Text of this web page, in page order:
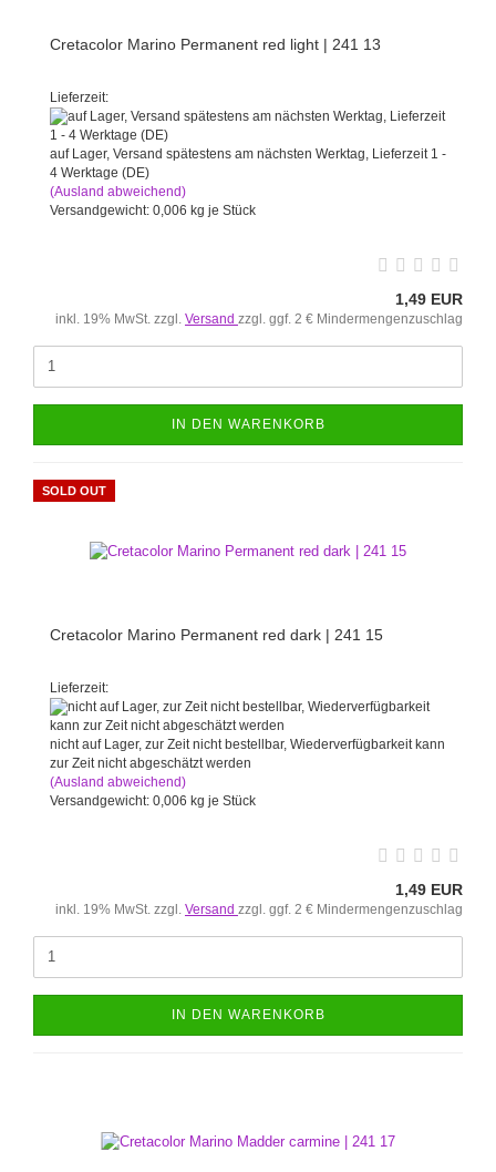
Cretacolor Marino Permanent red light | 241 13
Lieferzeit:
auf Lager, Versand spätestens am nächsten Werktag, Lieferzeit 1 -
4 Werktage (DE)
(Ausland abweichend)
Versandgewicht: 0,006 kg je Stück
1,49 EUR
inkl. 19% MwSt. zzgl. Versand zzgl. ggf. 2 € Mindermengenzuschlag
IN DEN WARENKORB
SOLD OUT
Cretacolor Marino Permanent red dark | 241 15
Lieferzeit:
nicht auf Lager, zur Zeit nicht bestellbar, Wiederverfügbarkeit kann
zur Zeit nicht abgeschätzt werden
(Ausland abweichend)
Versandgewicht: 0,006 kg je Stück
1,49 EUR
inkl. 19% MwSt. zzgl. Versand zzgl. ggf. 2 € Mindermengenzuschlag
IN DEN WARENKORB